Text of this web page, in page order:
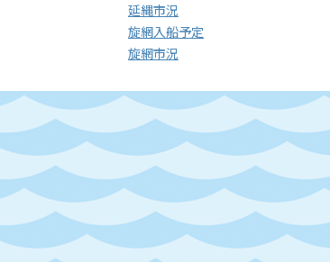
延縄市況
旋網入船予定
旋網市況